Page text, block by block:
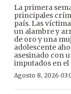
La primera
principales
país. Las
un alambre y
de oro y una
adolescente
asesinado con
imputados en
Agosto 8, 2026